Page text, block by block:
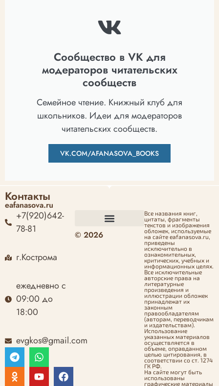
Сообщество в VK для
модераторов читательских
сообществ
Семейное чтение. Книжный клуб для
школьников. Идеи для модераторов
читательских сообществ.
VK.COM/AFANASOVA_BOOKS
Контакты
eafanasova.ru
+7(920)642-
78-81
г.Кострома
ежедневно с
09:00 до
18:00
evgkos@gmail.com
© 2026
Все названия книг,
цитаты, фрагменты
текстов и изображения
обложек, используемые
на сайте eafanasova.ru,
приведены
исключительно в
ознакомительных,
критических, учебных и
информационных целях.
Все исключительные
авторские права на
литературные
произведения и
иллюстрации обложек
принадлежат их
законным
правообладателям
(авторам, переводчикам
и издательствам).
Использование
указанных материалов
осуществляется в
объеме, оправданном
целью цитирования, в
соответствии со ст. 1274
ГК РФ.
На сайте могут быть
использованы
графические материалы